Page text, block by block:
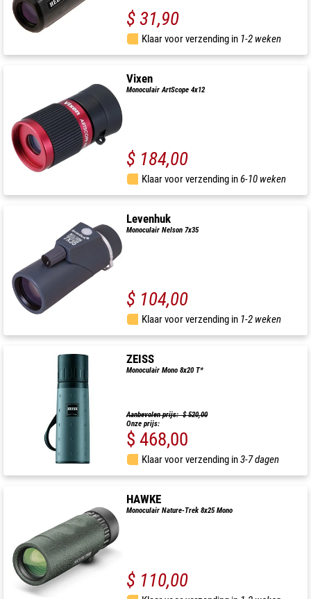
$ 31,90
Klaar voor verzending in 1-2 weken
Vixen
Monoculair ArtScope 4x12
$ 184,00
Klaar voor verzending in6-10 weken
Levenhuk
Monoculair Nelson 7x35
$ 104,00
Klaar voor verzending in 1-2 weken
ZEISS
Monoculair Mono 8x20 T*
Aanbevolen prijs: $ 520,00
Onze prijs:
$ 468,00
Klaar voor verzending in3-7 dagen
HAWKE
Monoculair Nature-Trek 8x25 Mono
$ 110,00